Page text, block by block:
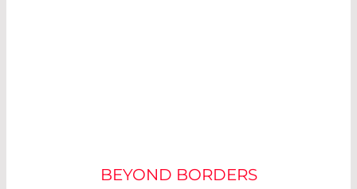
BEYOND BORDERS